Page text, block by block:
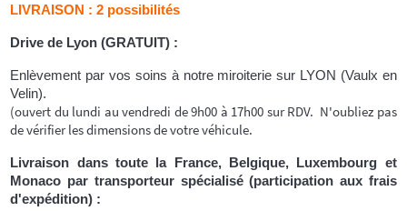
LIVRAISON : 2 possibilités
Drive de Lyon (GRATUIT) :
Enlèvement par vos soins à notre miroiterie sur LYON (Vaulx en
Velin).
(ouvert du lundi au vendredi de 9h00 à 17h00 sur RDV. N'oubliez pas
de vérifierles dimensions de votre véhicule.
Livraison dans toute la France, Belgique, Luxembourg et
Monaco par transporteur spécialisé (participation aux frais
d'expédition) :